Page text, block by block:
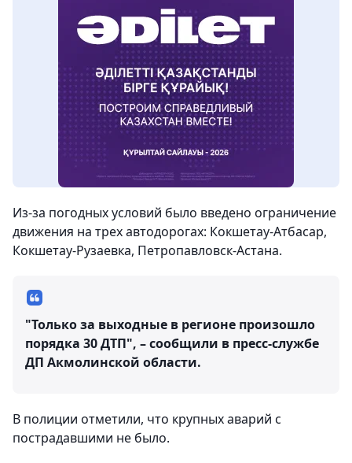
Из-за погодных условий было введено ограничение
движения на трех автодорогах: Кокшетау-Атбасар,
Кокшетау-Рузаевка, Петропавловск-Астана.
"Только за выходные в регионе произошло
порядка 30 ДТП", – сообщили в пресс-службе
ДП Акмолинской области.
В полиции отметили, что крупных аварий с
пострадавшими не было.